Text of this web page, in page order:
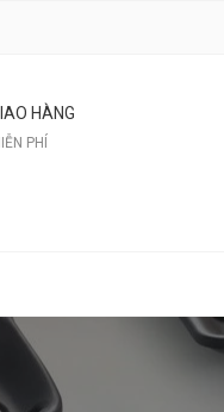
HÀNG
PHÍ